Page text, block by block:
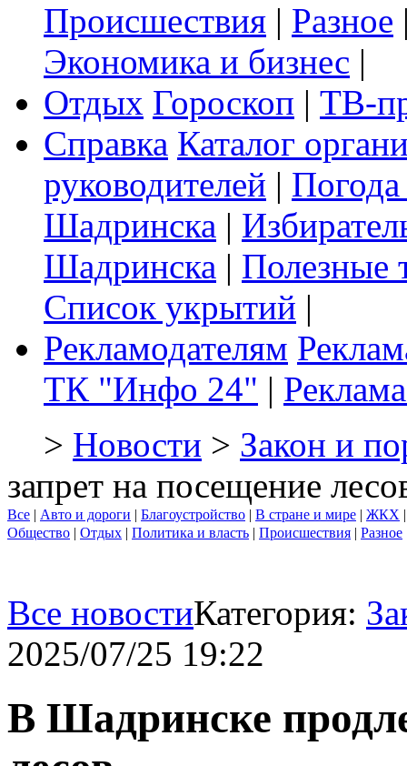
Происшествия | Разное
Экономика и бизнес |
Отдых Гороскоп | ТВ-
Справка Каталог
руководителей |
Шадринска |
Шадринска | Полезные
Список укрытий |
Рекламодателям
ТК "Инфо 24" |
> Новости > Закон и
запрет на посещение
Все | Авто и дороги | Благоустройство | В стране и мире | ЖКХ
Общество | Отдых | Политика и власть | Происшествия | Разное
Все новостиКатегория:
2025/07/25 19:22
В Шадринске